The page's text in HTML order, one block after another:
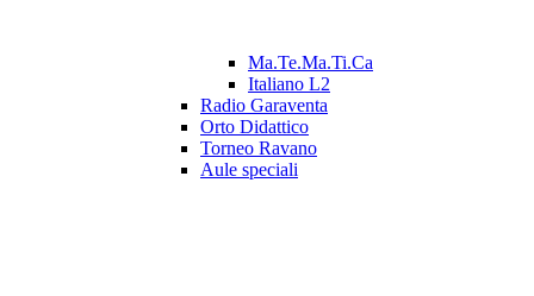
Ma.Te.Ma.Ti.Ca
Italiano L2
Radio Garaventa
Orto Didattico
Torneo Ravano
Aule speciali